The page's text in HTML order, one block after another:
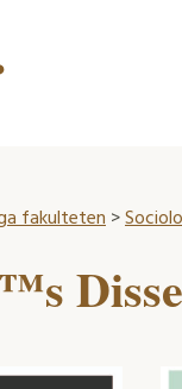
fakulteten>